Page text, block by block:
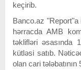
keçirib.
Banco.az
hərracda AMB
təklifləri əsasında
kütləsi satıb.
olan cari